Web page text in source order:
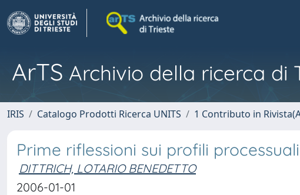
ArTS Archivio della ricerca di
IRIS Catalogo Prodotti Ricerca UNITS 1 Contributo in
Prime riflessioni sui profili
DITTRICH, LOTARIO BENEDETTO
2006-01-01